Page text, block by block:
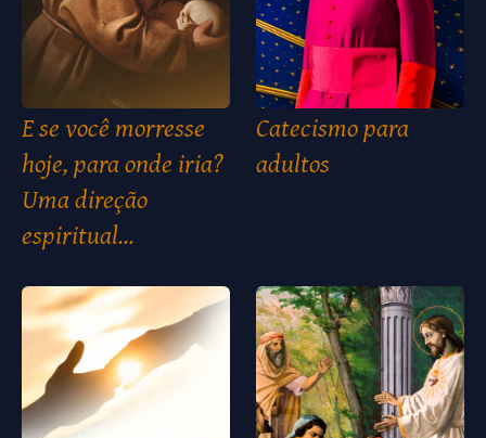
E se você morresse
hoje, para onde iria?
Uma direção
espiritual...
Catecismo para
adultos